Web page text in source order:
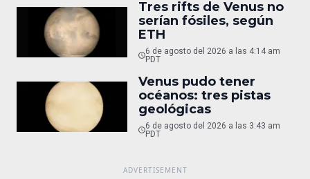
Tres rifts de Venus no
serían fósiles, según
ETH
6 de agosto del 2026 a las 4:14 am
PDT
Venus pudo tener
océanos: tres pistas
geológicas
6 de agosto del 2026 a las 3:43 am
PDT